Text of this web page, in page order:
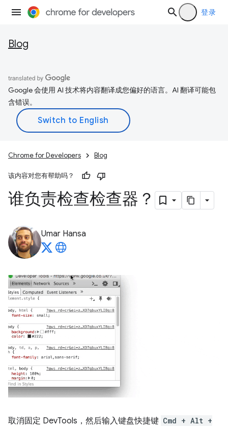
登录
Blog
Google 会使用 AI 技术将内容翻译成您偏好的语言。AI 翻译可能包
含错误。
Chrome for Developers Blog
该内容对您有帮助吗？
谁负责检查检查器？
Umar Hansa
取消固定 DevTools，然后输入键盘快捷键 Cmd + Alt +